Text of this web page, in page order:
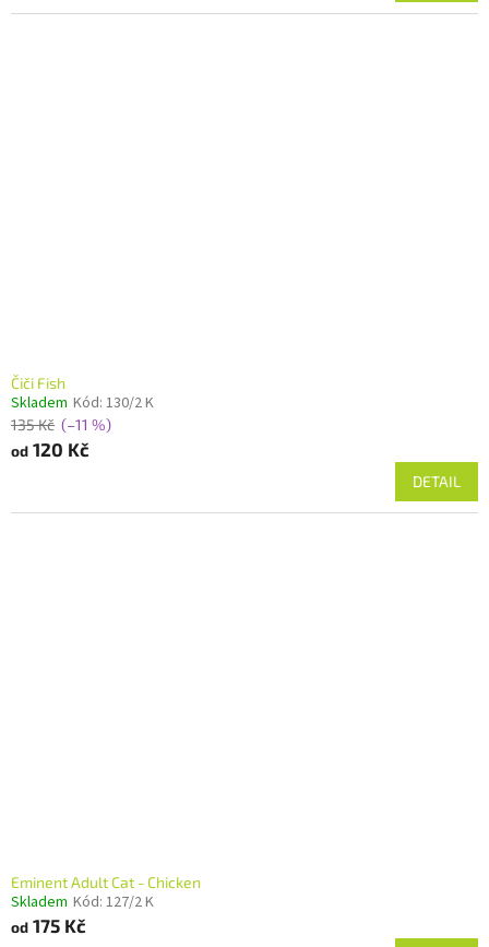
Čiči Fish
Skladem Kód: 130/2 K
135 Kč (–11 %)
od 120 Kč
DETAIL
Eminent Adult Cat - Chicken
Skladem Kód: 127/2 K
od 175 Kč